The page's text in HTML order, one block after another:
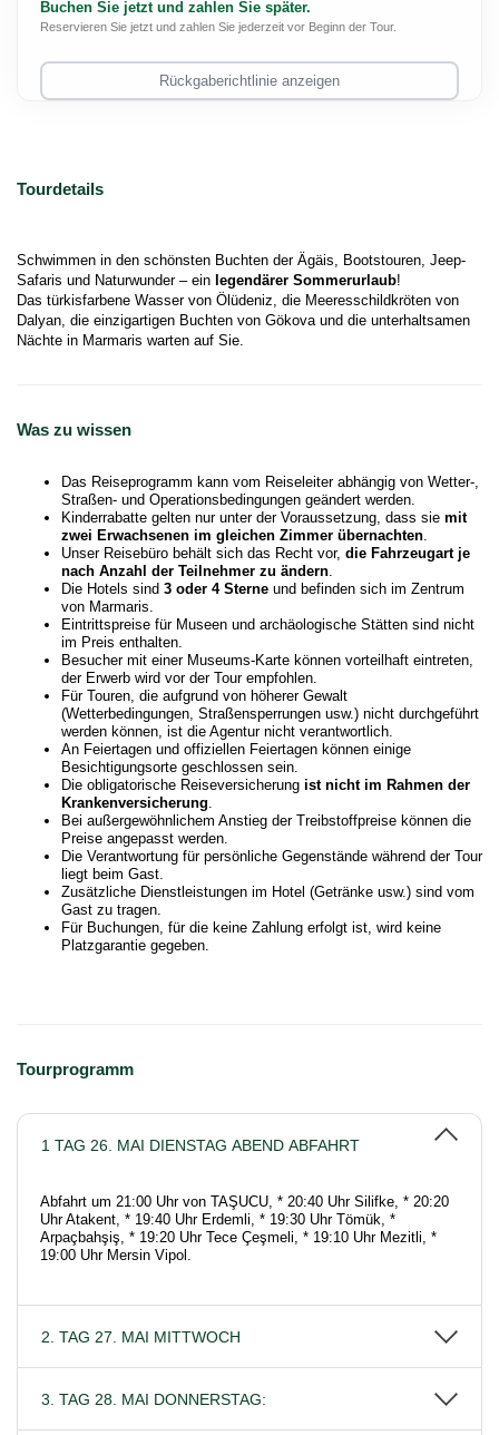
Tourdetails
Schwimmen in den schönsten Buchten der Ägäis, Bootstouren, Jeep-
Safaris und Naturwunder – ein legendärer Sommerurlaub!
Das türkisfarbene Wasser von Ölüdeniz, die Meeresschildkröten von
Dalyan, die einzigartigen Buchten von Gökova und die unterhaltsamen
Nächte in Marmaris warten auf Sie.
Was zu wissen
Das Reiseprogramm kann vom Reiseleiter abhängig von Wetter-,
Straßen- und Operationsbedingungen geändert werden.
Kinderrabatte gelten nur unter der Voraussetzung, dass sie mit
zwei Erwachsenen im gleichen Zimmer übernachten.
Unser Reisebüro behält sich das Recht vor, die Fahrzeugart je
nach Anzahl der Teilnehmer zu ändern.
Die Hotels sind 3 oder 4 Sterne und befinden sich im Zentrum
von Marmaris.
Eintrittspreise für Museen und archäologische Stätten sind nicht
im Preis enthalten.
Besucher mit einer Museums-Karte können vorteilhaft eintreten,
der Erwerb wird vor der Tour empfohlen.
Für Touren, die aufgrund von höherer Gewalt
(Wetterbedingungen, Straßensperrungen usw.) nicht durchgeführt
werden können, ist die Agentur nicht verantwortlich.
An Feiertagen und offiziellen Feiertagen können einige
Besichtigungsorte geschlossen sein.
Die obligatorische Reiseversicherung ist nicht im Rahmen der
Krankenversicherung.
Bei außergewöhnlichem Anstieg der Treibstoffpreise können die
Preise angepasst werden.
Die Verantwortung für persönliche Gegenstände während der Tour
liegt beim Gast.
Zusätzliche Dienstleistungen im Hotel (Getränke usw.) sind vom
Gast zu tragen.
Für Buchungen, für die keine Zahlung erfolgt ist, wird keine
Platzgarantie gegeben.
Tourprogramm
1 TAG 26. MAI DIENSTAG ABEND ABFAHRT
Abfahrt um 21:00 Uhr von TAŞUCU, * 20:40 Uhr Silifke, * 20:20
Uhr Atakent, * 19:40 Uhr Erdemli, * 19:30 Uhr Tömük, *
Arpaçbahşiş, * 19:20 Uhr Tece Çeşmeli, * 19:10 Uhr Mezitli, *
19:00 Uhr Mersin Vipol.
2. TAG 27. MAI MITTWOCH
3. TAG 28. MAI DONNERSTAG:
Buchen Sie jetzt und zahlen Sie später.
Reservieren Sie jetzt und zahlen Sie jederzeit vor Beginn der Tour.
Rückgaberichtlinie anzeigen